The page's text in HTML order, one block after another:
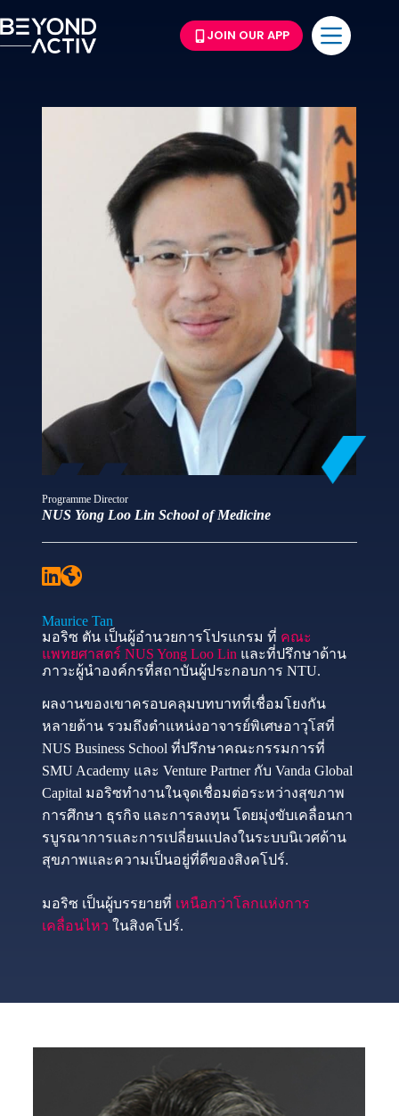
JOIN OUR APP
Programme Director
NUS Yong Loo Lin School of Medicine
Maurice Tan
มอริซ ตัน เป็นผู้อำนวยการโปรแกรม ที่ คณะ
แพทยศาสตร์ NUS Yong Loo Lin และที่ปรึกษาด้าน
ภาวะผู้นำองค์กรที่สถาบันผู้ประกอบการ NTU.
ผลงานของเขาครอบคลุมบทบาทที่เชื่อมโยงกัน
หลายด้าน รวมถึงตำแหน่งอาจารย์พิเศษอาวุโสที่
NUS Business School ที่ปรึกษาคณะกรรมการที่
SMU Academy และ Venture Partner กับ Vanda Global
Capital มอริซทำงานในจุดเชื่อมต่อระหว่างสุขภาพ
การศึกษา ธุรกิจ และการลงทุน โดยมุ่งขับเคลื่อนกา
รบูรณาการและการเปลี่ยนแปลงในระบบนิเวศด้าน
สุขภาพและความเป็นอยู่ที่ดีของสิงคโปร์.
มอริซ เป็นผู้บรรยายที่ เหนือกว่าโลกแห่งการ
เคลื่อนไหว ในสิงคโปร์.